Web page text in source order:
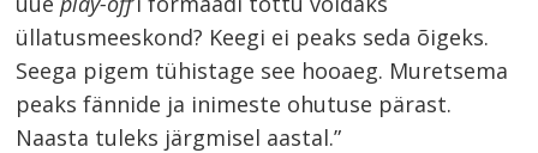
üllatusmeeskond? Keegi ei peaks seda õigeks.
Seega pigem tühistage see hooaeg. Muretsema
peaks fännide ja inimeste ohutuse pärast.
Naasta tuleks järgmisel aastal.”